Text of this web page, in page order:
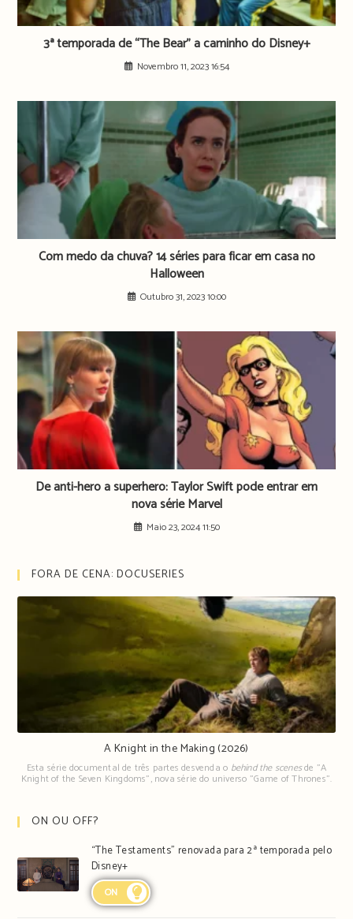
3ª temporada de “The Bear” a caminho do Disney+
Novembro 11, 2023 16:54
Com medo da chuva? 14 séries para ficar em casa no
Halloween
Outubro 31, 2023 10:00
De anti-hero a superhero: Taylor Swift pode entrar em
nova série Marvel
Maio 23, 2024 11:50
FORA DE CENA: DOCUSERIES
A Knight in the Making (2026)
Esta série documental de três partes desvenda o behind the scenesde "A
Knight of the Seven Kingdoms", nova série do universo "Game of Thrones".
ON OU OFF?
“The Testaments” renovada para 2ª temporada pelo
Disney+
ON